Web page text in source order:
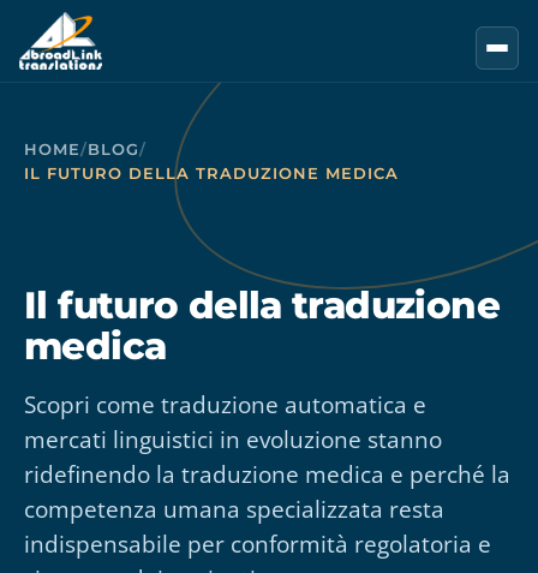
Vai al contenuto principale
HOME/BLOG/
IL FUTURO DELLA TRADUZIONE MEDICA
Il futuro della traduzione
medica
Scopri come traduzione automatica e
mercati linguistici in evoluzione stanno
ridefinendo la traduzione medica e perché la
competenza umana specializzata resta
indispensabile per conformità regolatoria e